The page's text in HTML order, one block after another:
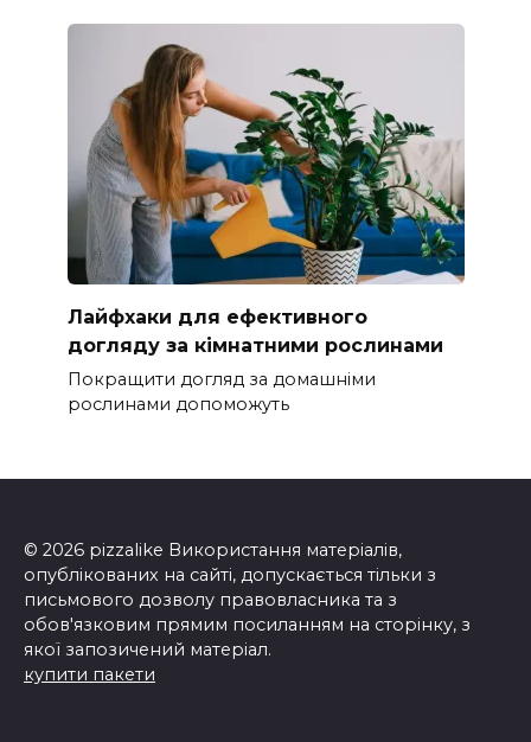
Лайфхаки для ефективного
догляду за кімнатними рослинами
Покращити догляд за домашніми
рослинами допоможуть
© 2026 pizzalike Використання матеріалів,
опублікованих на сайті, допускається тільки з
письмового дозволу правовласника та з
обов'язковим прямим посиланням на сторінку, з
якої запозичений матеріал.
купити пакети